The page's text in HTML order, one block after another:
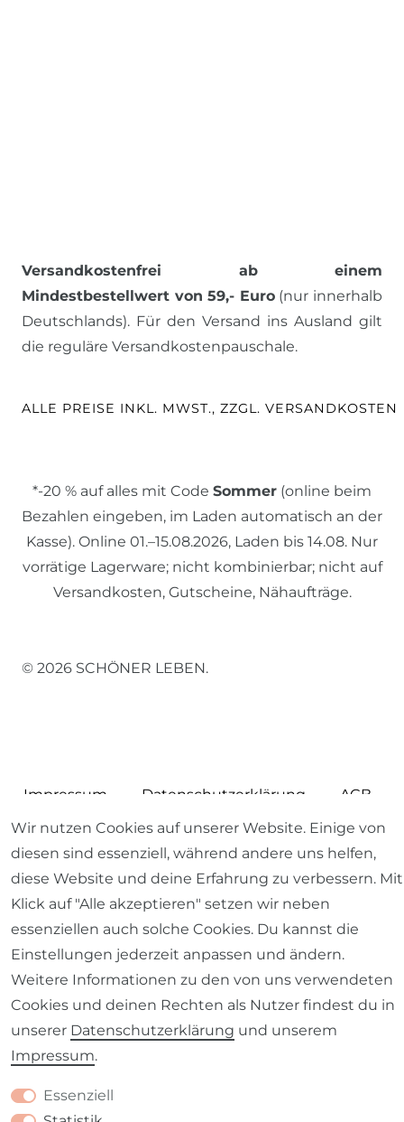
Versandkostenfrei ab einem
Mindestbestellwert von 59,- Euro(nur innerhalb
Deutschlands). Für den Versand ins Ausland gilt
die reguläre Versandkostenpauschale.
ALLE PREISE INKL. MWST., ZZGL. VERSANDKOSTEN
*-20 % auf alles mit Code Sommer (online beim
Bezahlen eingeben, im Laden automatisch an der
Kasse). Online 01.–15.08.2026, Laden bis 14.08. Nur
vorrätige Lagerware; nicht kombinierbar; nicht auf
Versandkosten, Gutscheine, Nähaufträge.
© 2026 SCHÖNER LEBEN.
Impressum Daten­schutz­erklärung AGB
Barrierefreiheitserklärung Widerrufs­recht
Wir nutzen Cookies auf unserer Website. Einige von
diesen sind essenziell, während andere uns helfen,
diese Website und deine Erfahrung zu verbessern. Mit
Klick auf "Alle akzeptieren" setzen wir neben
essenziellen auch solche Cookies. Du kannst die
Einstellungen jederzeit anpassen und ändern.
Weitere Informationen zu den von uns verwendeten
Cookies und deinen Rechten als Nutzer findest du in
unserer Daten­schutz­erklärung und unserem
Impressum.
Essenziell